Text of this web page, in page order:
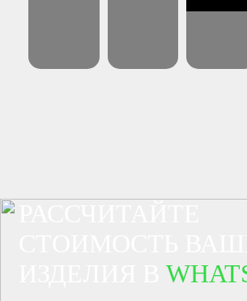
ИЗДЕЛИЯ В